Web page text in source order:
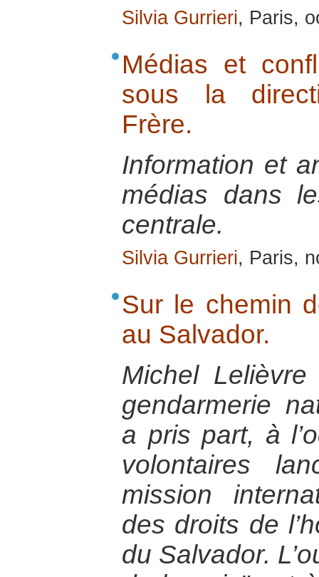
Silvia Gurrieri, Paris,
Médias et
sous la
Frère.
Information et
médias dans
centrale.
Silvia Gurrieri, Paris,
Sur le chemin
au Salvador.
Michel
gendarmerie
a pris part, à
volontaires
mission
des droits de
du Salvador.